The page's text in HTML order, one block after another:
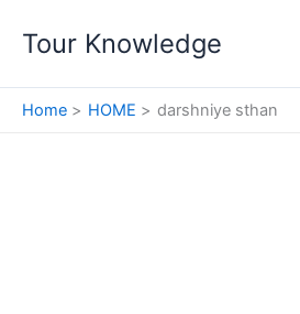
Tour Knowledge
Home HOME darshniye sthan